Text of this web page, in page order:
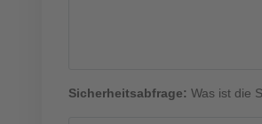
Sicherheitsabfrage: Was ist die